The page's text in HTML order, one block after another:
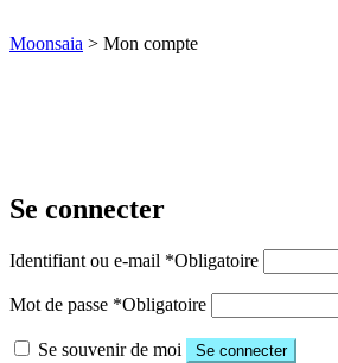
Moonsaia > Mon compte
Se connecter
Identifiant ou e-mail *Obligatoire
Mot de passe *Obligatoire
Se souvenir de moi Se connecter